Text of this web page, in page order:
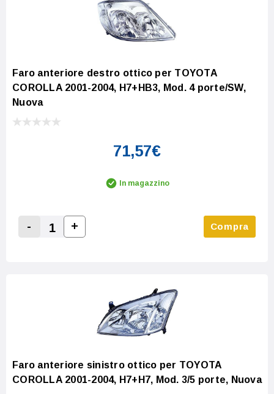
Faro anteriore destro ottico per TOYOTA
COROLLA 2001-2004, H7+HB3, Mod. 4 porte/SW,
Nuova
71,57€
In magazzino
Decrease Quantity:
-
Increase Quantity:
+ Compra
Faro anteriore sinistro ottico per TOYOTA
COROLLA 2001-2004, H7+H7, Mod. 3/5 porte, Nuova